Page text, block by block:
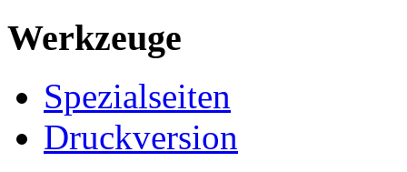
Werkzeuge
Spezialseiten
Druckversion